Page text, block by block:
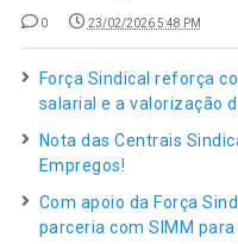
0 23/02/2026 5:48 PM
Força Sindical reforça
salarial e a valorização
Nota das Centrais
Empregos!
Com apoio da Força
parceria com SIMM